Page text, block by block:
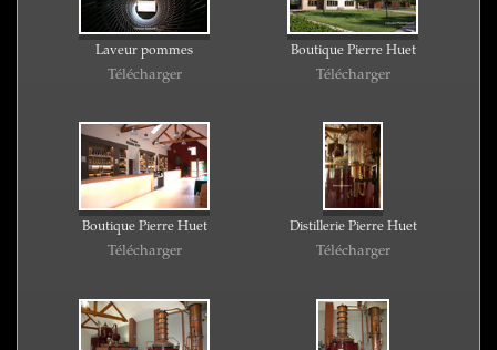
Laveur pommes
Télécharger
Boutique Pierre Huet
Télécharger
Boutique Pierre Huet
Télécharger
Distillerie Pierre Huet
Télécharger